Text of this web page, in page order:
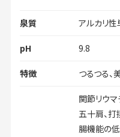
泉質 アルカリ
pH 9.8
特徴 つるつる、
関節リウマ
五十肩、打
腸機能の